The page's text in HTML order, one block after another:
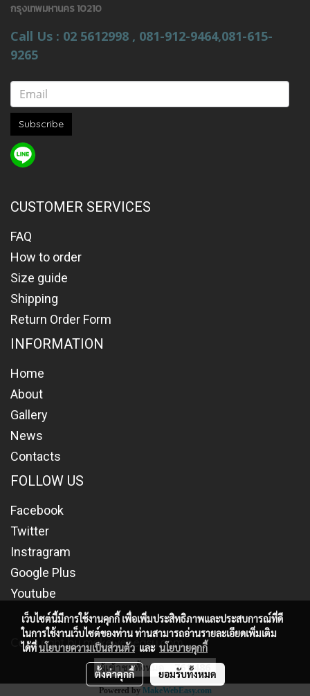
กรุงเทพมหานคร 10210
Call Us : 02 5612998 , 081-912-9464,081-615-
9265
Subscribe
CUSTOMER SERVICES
FAQ
How to order
Size guide
Shipping
Return Order Form
INFORMATION
Home
About
Gallery
News
Contacts
FOLLOW US
Facebook
Twitter
Instragram
Google Plus
Youtube
Copy right by makewebeasy.com
ผู้เข้าชมทั้งหมด 761,486
Powered by MakeWebEasy.com
เว็บไซต์นี้มีการใช้งานคุกกี้ เพื่อเพิ่มประสิทธิภาพและประสบการณ์ที่ดี
ในการใช้งานเว็บไซต์ของท่าน ท่านสามารถอ่านรายละเอียดเพิ่มเติม
ได้ที่นโยบายความเป็นส่วนตัว และ นโยบายคุกกี้
ตั้งค่าคุกกี้ ยอมรับทั้งหมด